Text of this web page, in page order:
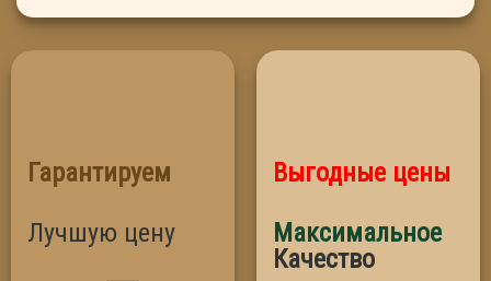
Стены и потолок
Фасад дома
Береза
Термо Абаш
Термо Липа
Гарантируем
Лучшую цену
Выгодные цены
Максимальное
Качество